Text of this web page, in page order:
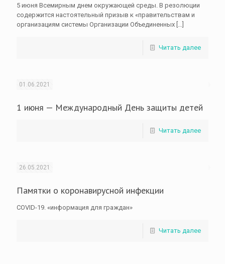
5 июня Всемирным днем окружающей среды. В резолюции
содержится настоятельный призыв к «правительствам и
организациям системы Организации Объединенных […]
Читать далее
01.06.2021
1 июня — Международный День защиты детей
Читать далее
26.05.2021
Памятки о коронавирусной инфекции
COVID-19. «информация для граждан»
Читать далее